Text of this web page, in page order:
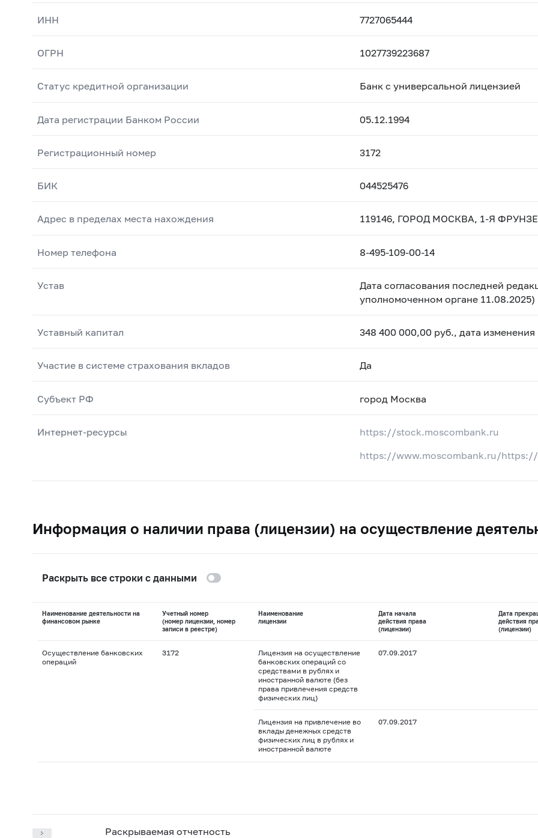
ИНН 7727065444
ОГРН 1027739223687
Статус кредитной организации Банк с универсальной лицензией
Дата регистрации Банком России 05.12.1994
Регистрационный номер 3172
БИК 044525476
Адрес в пределах места нахождения 119146, ГОРОД МОСКВА, 1-Я
Номер телефона 8-495-109-00-14
Устав
Дата согласования последней
уполномоченном органе 11.08.2025)
Уставный капитал 348 400 000,00 руб., дата
Участие в системе страхования вкладов Да
Субъект РФ город Москва
Интернет-ресурсы https://stock.moscombank.ru
https://www.moscombank.ru/
Информация о наличии права (лицензии) на осуществление
Раскрыть все строки с данными
Наименование деятельности на
финансовом рынке
Учетный номер
(номер лицензии, номер
записи в реестре)
Наименование
лицензии
Дата начала
действия права
(лицензии)
Дата
действия
(лицензии)
Осуществление банковских
операций
3172
Лицензия на осуществление
банковских операций со
средствами в рублях и
иностранной валюте (без
права привлечения средств
физических лиц)
07.09.2017
Лицензия на привлечение во
вклады денежных средств
физических лиц в рублях и
иностранной валюте
07.09.2017
Раскрываемая отчетность